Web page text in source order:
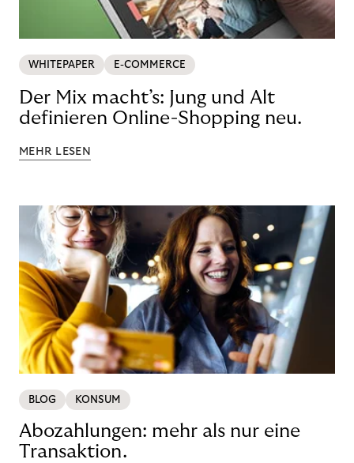
WHITEPAPER E-COMMERCE
Der Mix macht’s: Jung und Alt
definieren Online-Shopping neu.
MEHR LESEN
BLOG KONSUM
Abozahlungen: mehr als nur eine
Transaktion.